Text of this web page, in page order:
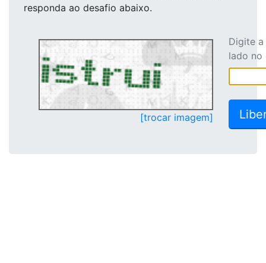
responda ao desafio abaixo.
[trocar imagem]
Digite
lado no